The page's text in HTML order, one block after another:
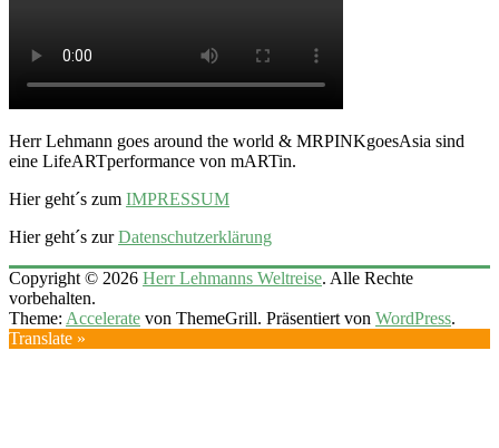
Herr Lehmann goes around the world & MRPINKgoesAsia sind
eine LifeARTperformance von mARTin.
Hier geht´s zum IMPRESSUM
Hier geht´s zurDatenschutzerklärung
Copyright © 2026 Herr Lehmanns Weltreise. Alle Rechte
vorbehalten.
Theme: Accelerate von ThemeGrill. Präsentiert von WordPress.
Translate »